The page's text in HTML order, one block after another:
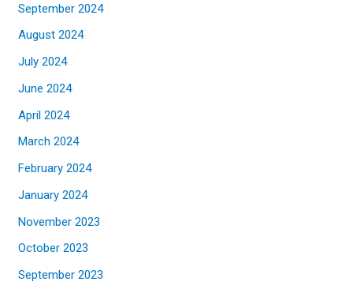
September 2024
August 2024
July 2024
June 2024
April 2024
March 2024
February 2024
January 2024
November 2023
October 2023
September 2023